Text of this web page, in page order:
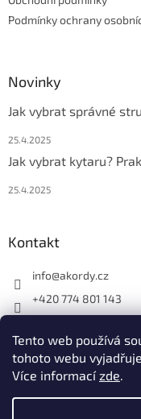
Tento web používá
tohoto webu
Více informacízde.
Podmínky ochrany
Novinky
Jak vybrat správné
25.4.2025
Jak vybrat kytaru?
25.4.2025
Kontakt
info@akordy.cz
+420 774 801 143
akordy_cz